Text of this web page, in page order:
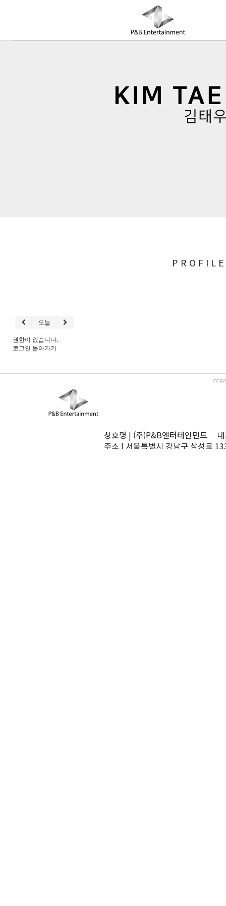
COMPANY
PROFILE
오늘
권한이 없습니다.
로그인 돌아가기
상호명 | (주)P&B엔터테인먼트
주소 | 서울특별시 강남구 삼성로